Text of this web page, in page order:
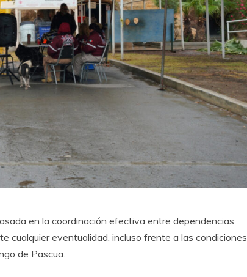
en la coordinación efectiva entre dependencias
cualquier eventualidad, incluso frente a las condiciones
de Pascua.